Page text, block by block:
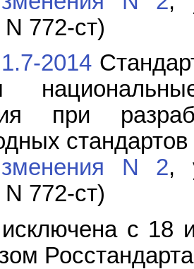
772-ст)
2014
при
стандартов
N 2,
772-ст)
с 18